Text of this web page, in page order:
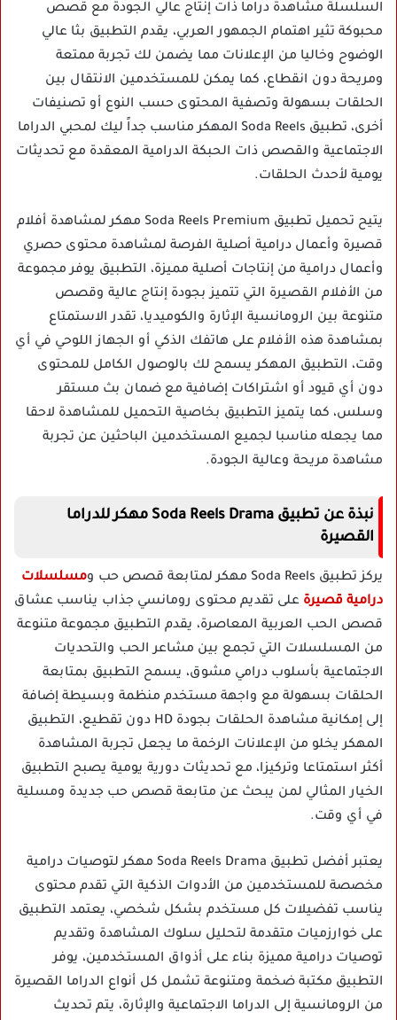
السلسلة مشاهدة دراما ذات إنتاج عالي الجودة مع قصص
محبوكة تثير اهتمام الجمهور العربي، يقدم التطبيق بثا عالي
الوضوح وخاليا من الإعلانات مما يضمن لك تجربة ممتعة
ومريحة دون انقطاع، كما يمكن للمستخدمين الانتقال بين
الحلقات بسهولة وتصفية المحتوى حسب النوع أو تصنيفات
أخرى، تطبيق Soda Reels المهكر مناسب جداً ليك لمحبي الدراما
الاجتماعية والقصص ذات الحبكة الدرامية المعقدة مع تحديثات
يومية لأحدث الحلقات.
يتيح تحميل تطبيق Soda Reels Premium مهكر لمشاهدة أفلام
قصيرة وأعمال درامية أصلية الفرصة لمشاهدة محتوى حصري
وأعمال درامية من إنتاجات أصلية مميزة، التطبيق يوفر مجموعة
من الأفلام القصيرة التي تتميز بجودة إنتاج عالية وقصص
متنوعة بين الرومانسية الإثارة والكوميديا، تقدر الاستمتاع
بمشاهدة هذه الأفلام على هاتفك الذكي أو الجهاز اللوحي في أي
وقت، التطبيق المهكر يسمح لك بالوصول الكامل للمحتوى
دون أي قيود أو اشتراكات إضافية مع ضمان بث مستقر
وسلس، كما يتميز التطبيق بخاصية التحميل للمشاهدة لاحقا
مما يجعله مناسبا لجميع المستخدمين الباحثين عن تجربة
مشاهدة مريحة وعالية الجودة.
نبذة عن تطبيق Soda Reels Drama مهكر للدراما
القصيرة
يركز تطبيق Soda Reels مهكر لمتابعة قصص حب ومسلسلات
درامية قصيرة على تقديم محتوى رومانسي جذاب يناسب عشاق
قصص الحب العربية المعاصرة، يقدم التطبيق مجموعة متنوعة
من المسلسلات التي تجمع بين مشاعر الحب والتحديات
الاجتماعية بأسلوب درامي مشوق، يسمح التطبيق بمتابعة
الحلقات بسهولة مع واجهة مستخدم منظمة وبسيطة إضافة
إلى إمكانية مشاهدة الحلقات بجودة HD دون تقطيع، التطبيق
المهكر يخلو من الإعلانات الرخمة ما يجعل تجربة المشاهدة
أكثر استمتاعا وتركيزا، مع تحديثات دورية يومية يصبح التطبيق
الخيار المثالي لمن يبحث عن متابعة قصص حب جديدة ومسلية
في أي وقت.
يعتبر أفضل تطبيق Soda Reels Drama مهكر لتوصيات درامية
مخصصة للمستخدمين من الأدوات الذكية التي تقدم محتوى
يناسب تفضيلات كل مستخدم بشكل شخصي، يعتمد التطبيق
على خوارزميات متقدمة لتحليل سلوك المشاهدة وتقديم
توصيات درامية مميزة بناء على أذواق المستخدمين، يوفر
التطبيق مكتبة ضخمة ومتنوعة تشمل كل أنواع الدراما القصيرة
من الرومانسية إلى الدراما الاجتماعية والإثارة، يتم تحديث